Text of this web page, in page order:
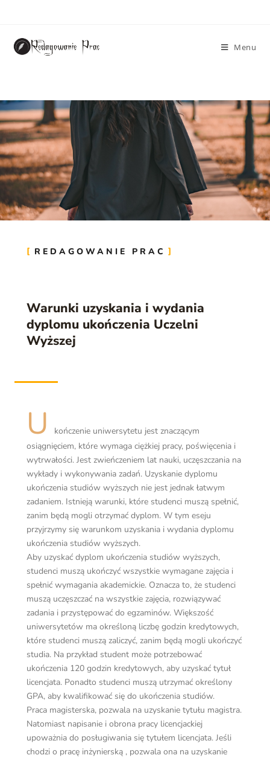
Menu
REDAGOWANIE PRAC
Warunki uzyskania i wydania
dyplomu ukończenia Uczelni
Wyższej
U
kończenie uniwersytetu jest znaczącym
osiągnięciem, które wymaga ciężkiej pracy, poświęcenia i
wytrwałości. Jest zwieńczeniem lat nauki, uczęszczania na
wykłady i wykonywania zadań. Uzyskanie dyplomu
ukończenia studiów wyższych nie jest jednak łatwym
zadaniem. Istnieją warunki, które studenci muszą spełnić,
zanim będą mogli otrzymać dyplom. W tym eseju
przyjrzymy się warunkom uzyskania i wydania dyplomu
ukończenia studiów wyższych.
Aby uzyskać dyplom ukończenia studiów wyższych,
studenci muszą ukończyć wszystkie wymagane zajęcia i
spełnić wymagania akademickie. Oznacza to, że studenci
muszą uczęszczać na wszystkie zajęcia, rozwiązywać
zadania i przystępować do egzaminów. Większość
uniwersytetów ma określoną liczbę godzin kredytowych,
które studenci muszą zaliczyć, zanim będą mogli ukończyć
studia. Na przykład student może potrzebować
ukończenia 120 godzin kredytowych, aby uzyskać tytuł
licencjata. Ponadto studenci muszą utrzymać określony
GPA, aby kwalifikować się do ukończenia studiów.
Praca magisterska, pozwala na uzyskanie tytułu magistra.
Natomiast napisanie i obrona pracy licencjackiej
upoważnia do posługiwania się tytułem licencjata. Jeśli
chodzi o pracę inżynierską , pozwala ona na uzyskanie